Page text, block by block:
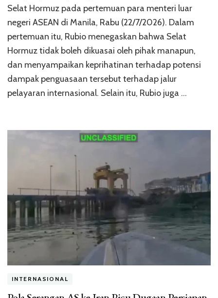
Selat Hormuz pada pertemuan para menteri luar
negeri ASEAN di Manila, Rabu (22/7/2026). Dalam
pertemuan itu, Rubio menegaskan bahwa Selat
Hormuz tidak boleh dikuasai oleh pihak manapun,
dan menyampaikan keprihatinan terhadap potensi
dampak penguasaan tersebut terhadap jalur
pelayaran internasional. Selain itu, Rubio juga …
INTERNASIONAL